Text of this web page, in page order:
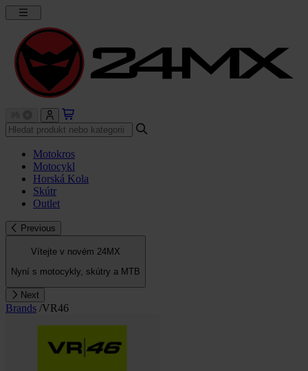
Motokros
Motocykl
Horská Kola
Skútr
Outlet
Previous
Vítejte v novém 24MX
Nyní s motocykly, skútry a MTB
Next
Brands /VR46